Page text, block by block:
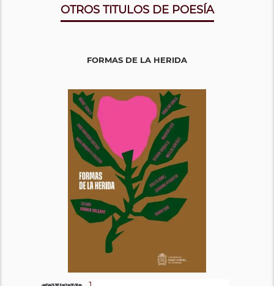
OTROS TITULOS DE POESÍA
FORMAS DE LA HERIDA